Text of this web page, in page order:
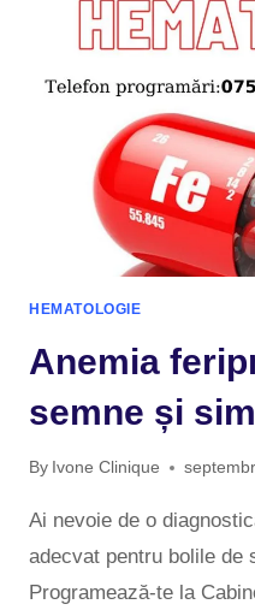
HEMATOLOGIE
Anemia
semne și
By Ivone Clinique
Ai nevoie de o
adecvat pentru bolile de
Programează-te la